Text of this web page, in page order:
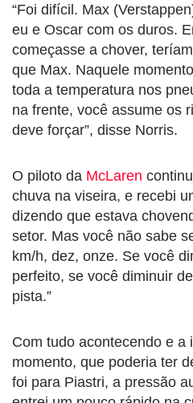
“Foi difícil. Max
eu e Oscar com os duros.
começasse a chover,
que Max. Naquele
toda a temperatura nos
na frente, você assume os
deve forçar”, disse Norris.
O piloto da McLaren
chuva na viseira, e recebi
dizendo que estava
setor. Mas você não sabe
km/h, dez, onze. Se você
perfeito, se você diminuir
pista.”
Com tudo acontecendo e a
momento, que poderia ter
foi para Piastri, a pressão